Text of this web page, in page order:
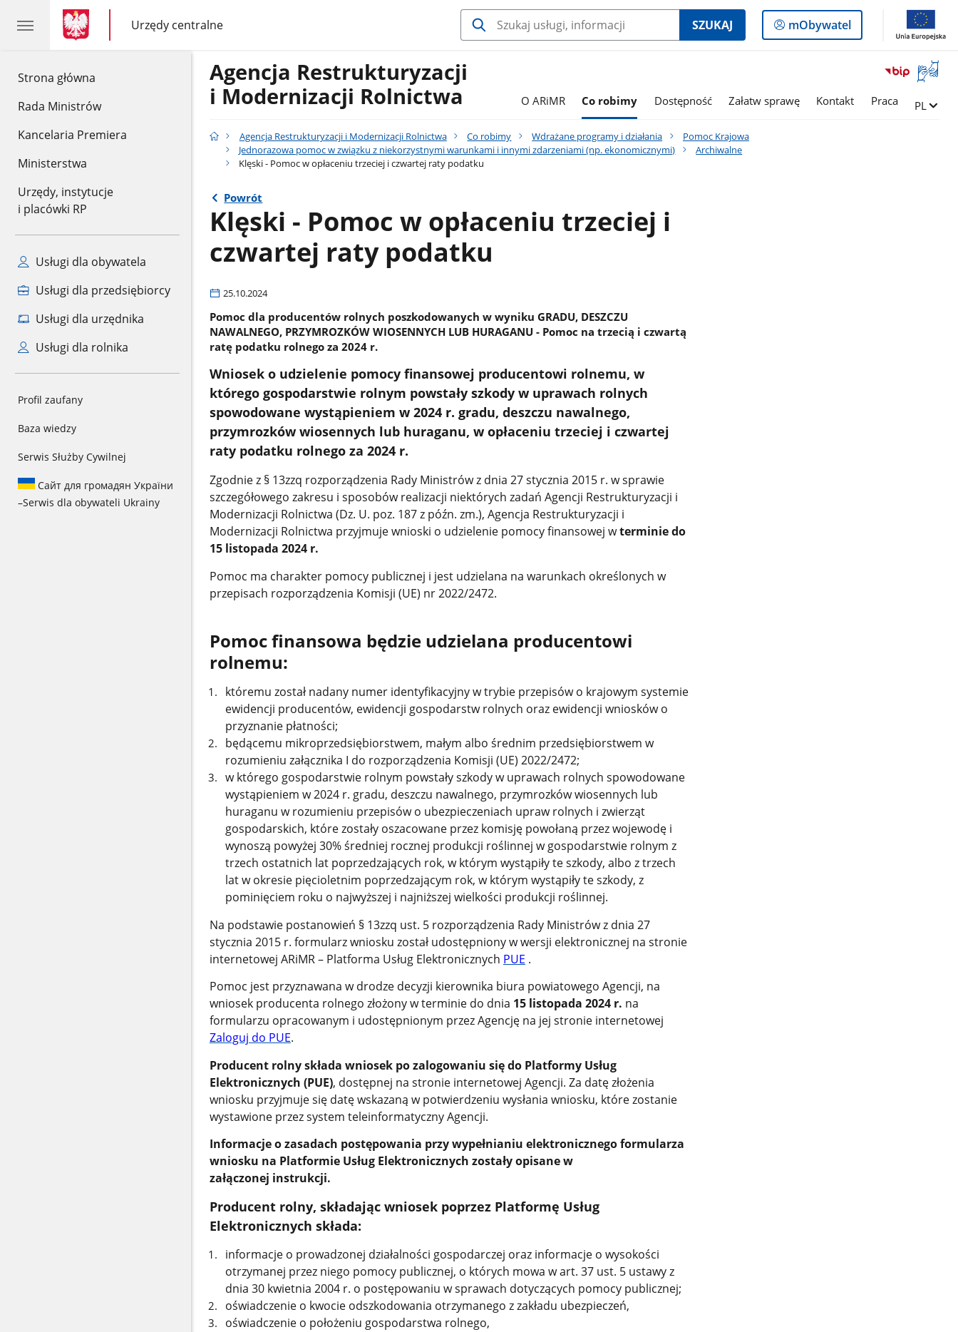
Strona główna
Rada Ministrów
Kancelaria Premiera
Ministerstwa
Urzędy, instytucje
i placówki RP
Usługi dla obywatela
Usługi dla przedsiębiorcy
Usługi dla urzędnika
Usługi dla rolnika
Profil zaufany
Baza wiedzy
Serwis Służby Cywilnej
Сайт для громадян України
–Serwis dla obywateli Ukrainy
gov.pl
gov.pl
Urzędy centralne
gov.pl
Urzędy
centralne
SZUKAJ
Logowanie
do
mObywatel
Otwórz
okno
Agencja Restrukturyzacji
i Modernizacji Rolnictwa
O ARiMR Co robimy Dostępność Załatw sprawę Kontakt Praca Zmień
PL
Agencja Restrukturyzacji i Modernizacji Rolnictwa Co robimy Wdrażane programy i działania
Pomoc Krajowa
Jednorazowa pomoc w związku z niekorzystnymi warunkami i innymi zdarzeniami (np. ekonomicznymi)
Archiwalne
Klęski - Pomoc w opłaceniu trzeciej i czwartej raty podatku
Powrót
Klęski - Pomoc w opłaceniu trzeciej i
czwartej raty podatku
25.10.2024
Pomoc dla producentów rolnych poszkodowanych w wyniku GRADU, DESZCZU
NAWALNEGO, PRZYMROZKÓW WIOSENNYCH LUB HURAGANU - Pomoc na trzecią i czwartą
ratę podatku rolnego za 2024 r.
Wniosek o udzielenie pomocy finansowej producentowi rolnemu, w
którego gospodarstwie rolnym powstały szkody w uprawach rolnych
spowodowane wystąpieniem w 2024 r. gradu, deszczu nawalnego,
przymrozków wiosennych lub huraganu, w opłaceniu trzeciej i czwartej
raty podatku rolnego za 2024 r.
Zgodnie z § 13zzq rozporządzenia Rady Ministrów z dnia 27 stycznia 2015 r. w sprawie
szczegółowego zakresu i sposobów realizacji niektórych zadań Agencji Restrukturyzacji i
Modernizacji Rolnictwa (Dz. U. poz. 187 z późn. zm.), Agencja Restrukturyzacji i
Modernizacji Rolnictwa przyjmuje wnioski o udzielenie pomocy finansowej wterminie do
15 listopada 2024 r.
Pomoc ma charakter pomocy publicznej i jest udzielana na warunkach określonych w
przepisach rozporządzenia Komisji (UE) nr 2022/2472.
Pomoc finansowa będzie udzielana producentowi
rolnemu:
któremu został nadany numer identyfikacyjny w trybie przepisów o krajowym systemie
ewidencji producentów, ewidencji gospodarstw rolnych oraz ewidencji wniosków o
przyznanie płatności;
będącemu mikroprzedsiębiorstwem, małym albo średnim przedsiębiorstwem w
rozumieniu załącznika I do rozporządzenia Komisji (UE) 2022/2472;
w którego gospodarstwie rolnym powstały szkody w uprawach rolnych spowodowane
wystąpieniem w 2024 r. gradu, deszczu nawalnego, przymrozków wiosennych lub
huraganu w rozumieniu przepisów o ubezpieczeniach upraw rolnych i zwierząt
gospodarskich, które zostały oszacowane przez komisję powołaną przez wojewodę i
wynoszą powyżej 30% średniej rocznej produkcji roślinnej w gospodarstwie rolnym z
trzech ostatnich lat poprzedzających rok, w którym wystąpiły te szkody, albo z trzech
lat w okresie pięcioletnim poprzedzającym rok, w którym wystąpiły te szkody, z
pominięciem roku o najwyższej i najniższej wielkości produkcji roślinnej.
Na podstawie postanowień § 13zzq ust. 5 rozporządzenia Rady Ministrów z dnia 27
stycznia 2015 r. formularz wniosku został udostępniony w wersji elektronicznej na stronie
internetowej ARiMR – Platforma Usług Elektronicznych PUE .
Pomoc jest przyznawana w drodze decyzji kierownika biura powiatowego Agencji, na
wniosek producenta rolnego złożony w terminie do dnia 15 listopada 2024 r. na
formularzu opracowanym i udostępnionym przez Agencję na jej stronie internetowej
Zaloguj do PUE.
Producent rolny składa wniosek po zalogowaniu się do Platformy Usług
Elektronicznych (PUE), dostępnej na stronie internetowej Agencji. Za datę złożenia
wniosku przyjmuje się datę wskazaną w potwierdzeniu wysłania wniosku, które zostanie
wystawione przez system teleinformatyczny Agencji.
Informacje o zasadach postępowania przy wypełnianiu elektronicznego formularza
wniosku na Platformie Usług Elektronicznych zostały opisane w
załączonej instrukcji.
Producent rolny, składając wniosek poprzez Platformę Usług
Elektronicznych składa:
informacje o prowadzonej działalności gospodarczej oraz informacje o wysokości
otrzymanej przez niego pomocy publicznej, o których mowa w art. 37 ust. 5 ustawy z
dnia 30 kwietnia 2004 r. o postępowaniu w sprawach dotyczących pomocy publicznej;
oświadczenie o kwocie odszkodowania otrzymanego z zakładu ubezpieczeń,
oświadczenie o położeniu gospodarstwa rolnego,